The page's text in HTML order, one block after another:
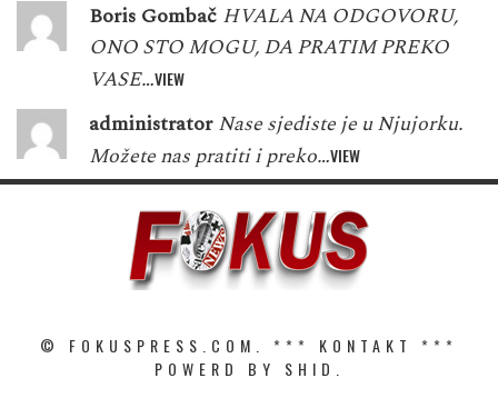
Boris Gombač HVALA NA ODGOVORU,
ONO STO MOGU, DA PRATIM PREKO
VASE…VIEW
administrator Nase sjediste je u Njujorku.
Možete nas pratiti i preko…VIEW
© FOKUSPRESS.COM. *** KONTAKT
***
POWERD BY SHID.